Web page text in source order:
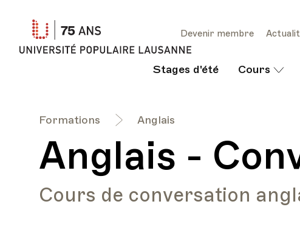
Université
Lausanne
Formations Anglais
Anglais -
Cours de conversation
Stages d'été Cours
Devenir membre